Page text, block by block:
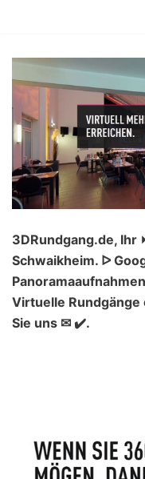
Inhalt
springen
3DRundgang.de, Ihr
Schwaikheim. ᐅ
Virtuelle
Sie uns ✉ ✔️.